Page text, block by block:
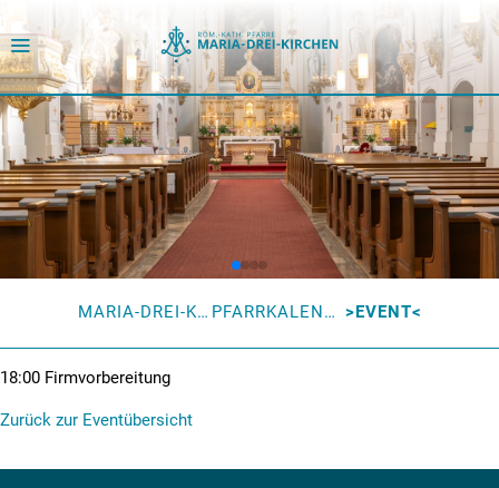
MARIA-DREI-KIRCHEN PFARRKALENDER EVENT
18:00 Firmvorbereitung
Zurück zur Eventübersicht